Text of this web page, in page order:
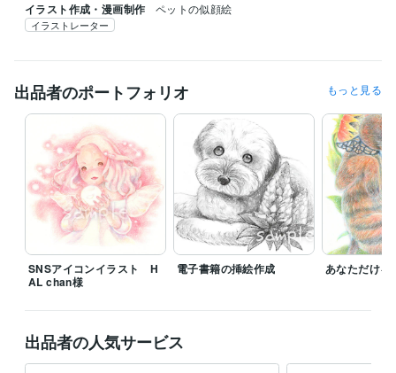
イラスト作成・漫画制作 ペットの似顔絵
イラストレーター
出品者のポートフォリオ もっと見る
SNSアイコンイラスト H
AL chan様
電子書籍の挿絵作成 あなただけを
出品者の人気サービス